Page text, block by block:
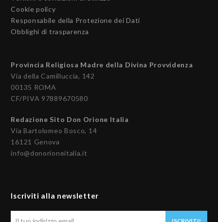
Cookie policy
Responsabile della Protezione dei Dati
Obblighi di trasparenza
Provincia Religiosa Madre della Divina Provvidenza
Via della Camilluccia, 142
00135 ROMA
CF/PIVA 97889670580
Redazione Sito Don Orione Italia
Via Bartolomeo Bosco, 14
16121 Genova
info@donorioneitalia.it
Iscriviti alla newsletter